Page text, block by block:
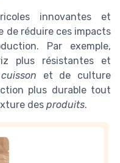
innovantes et
de réduire ces impacts
Par exemple,
plus résistantes et
cuisson et de culture
plus durable tout
des produits.